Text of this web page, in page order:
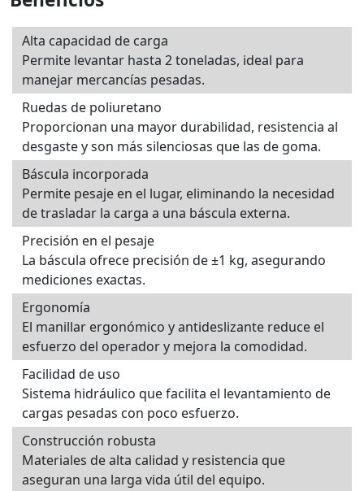
Alta capacidad de carga
Permite levantar hasta 2 toneladas, ideal para
manejar mercancías pesadas.
Ruedas de poliuretano
Proporcionan una mayor durabilidad, resistencia al
desgaste y son más silenciosas que las de goma.
Báscula incorporada
Permite pesaje en el lugar, eliminando la necesidad
de trasladar la carga a una báscula externa.
Precisión en el pesaje
La báscula ofrece precisión de ±1 kg, asegurando
mediciones exactas.
Ergonomía
El manillar ergonómico y antideslizante reduce el
esfuerzo del operador y mejora la comodidad.
Facilidad de uso
Sistema hidráulico que facilita el levantamiento de
cargas pesadas con poco esfuerzo.
Construcción robusta
Materiales de alta calidad y resistencia que
aseguran una larga vida útil del equipo.